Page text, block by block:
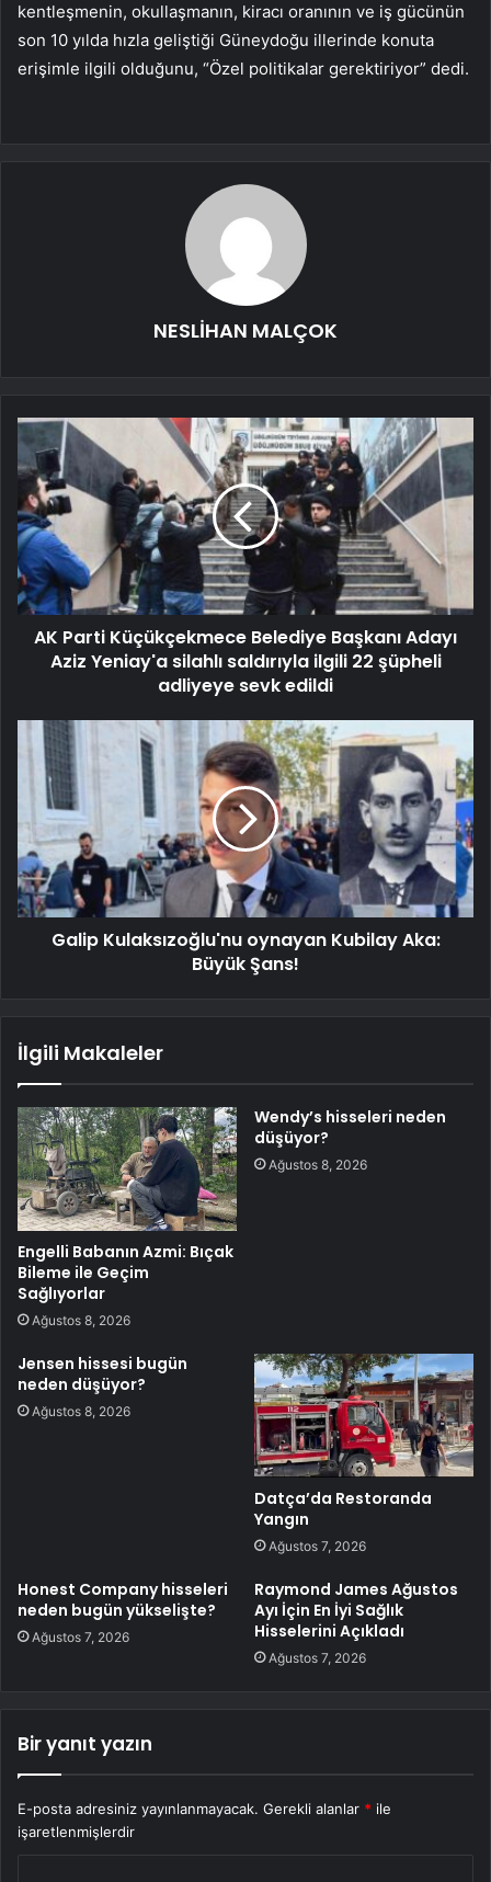
kentleşmenin, okullaşmanın, kiracı oranının ve iş gücünün
son 10 yılda hızla geliştiği Güneydoğu illerinde konuta
erişimle ilgili olduğunu, “Özel politikalar gerektiriyor” dedi.
NESLİHAN MALÇOK
AK Parti Küçükçekmece Belediye Başkanı Adayı
Aziz Yeniay'a silahlı saldırıyla ilgili 22 şüpheli
adliyeye sevk edildi
Galip Kulaksızoğlu'nu oynayan Kubilay Aka:
Büyük Şans!
İlgili Makaleler
Engelli Babanın Azmi: Bıçak
Bileme ile Geçim
Sağlıyorlar
Ağustos 8, 2026
Wendy’s hisseleri neden
düşüyor?
Ağustos 8, 2026
Jensen hissesi bugün
neden düşüyor?
Ağustos 8, 2026
Datça’da Restoranda
Yangın
Ağustos 7, 2026
Honest Company hisseleri
neden bugün yükselişte?
Ağustos 7, 2026
Raymond James Ağustos
Ayı İçin En İyi Sağlık
Hisselerini Açıkladı
Ağustos 7, 2026
Bir yanıt yazın
E-posta adresiniz yayınlanmayacak. Gerekli alanlar * ile
işaretlenmişlerdir